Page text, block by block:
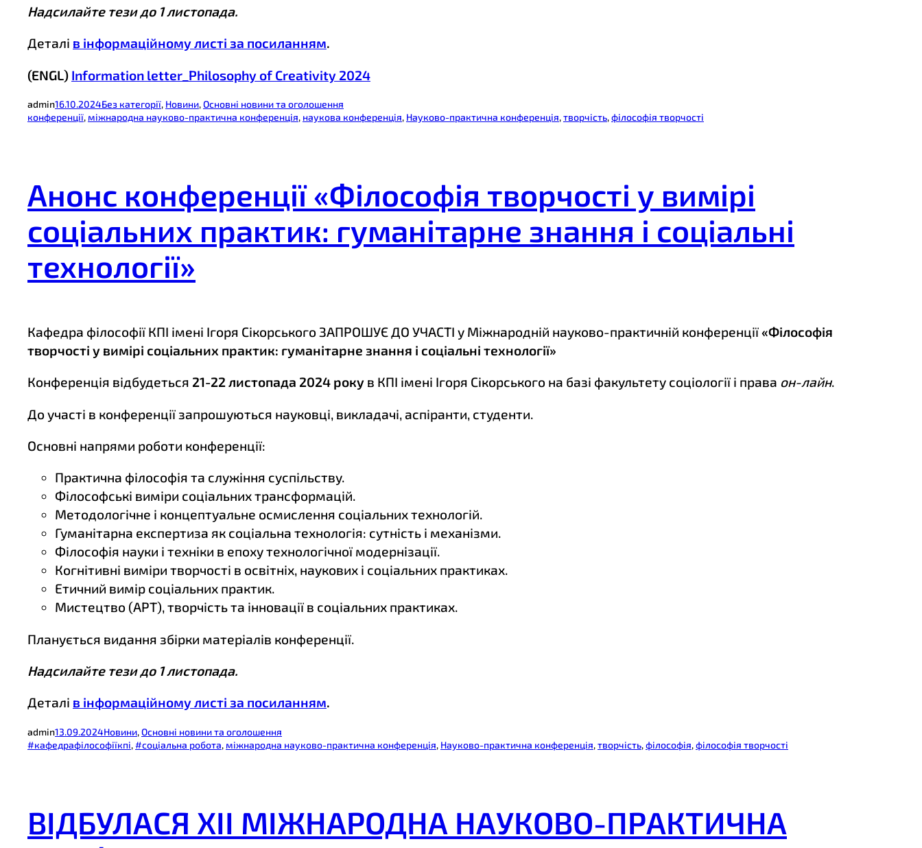
Надсилайте тези до 1 листопада.
Деталі в інформаційному листі за посиланням.
(ENGL) Information letter_Philosophy of Creativity 2024
admin16.10.2024Без категорії, Новини, Основні новини та оголошення
конференції, міжнародна науково-практична конференція, наукова конференція, Науково-практична конференція, творчість, філософія творчості
Анонс конференції «Філософія творчості у вимірі
соціальних практик: гуманітарне знання і соціальні
технології»
Кафедра філософії КПІ імені Ігоря Сікорського ЗАПРОШУЄ ДО УЧАСТІ у Міжнародній науково-практичній конференції«Філософія
творчості у вимірі соціальних практик: гуманітарне знання і соціальні технології»
Конференція відбудеться 21-22 листопада 2024 року в КПІ імені Ігоря Сікорського на базі факультету соціології і права он-лайн.
До участі в конференції запрошуються науковці, викладачі, аспіранти, студенти.
Основні напрями роботи конференції:
Практична філософія та служіння суспільству.
Філософські виміри соціальних трансформацій.
Методологічне і концептуальне осмислення соціальних технологій.
Гуманітарна експертиза як соціальна технологія: сутність і механізми.
Філософія науки і техніки в епоху технологічної модернізації.
Когнітивні виміри творчості в освітніх, наукових і соціальних практиках.
Етичний вимір соціальних практик.
Мистецтво (АРТ), творчість та інновації в соціальних практиках.
Планується видання збірки матеріалів конференції.
Надсилайте тези до 1 листопада.
Деталі в інформаційному листі за посиланням.
admin13.09.2024Новини, Основні новини та оголошення
#кафедрафілософіїкпі, #соціальна робота, міжнародна науково-практична конференція, Науково-практична конференція, творчість, філософія, філософія творчості
ВІДБУЛАСЯ ХІІ МІЖНАРОДНА НАУКОВО-ПРАКТИЧНА